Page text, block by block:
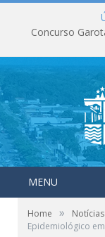
Concurso
MENU
Home » Notícias
Epidemiológico